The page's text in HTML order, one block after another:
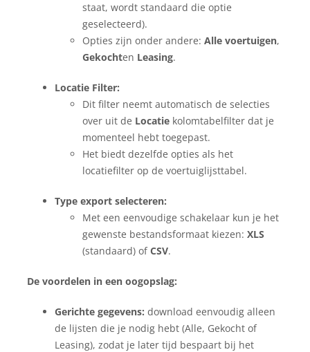
staat, wordt standaard die optie
geselecteerd).
Opties zijn onder andere: Alle voertuigen,
Gekochten Leasing.
Locatie Filter:
Dit filter neemt automatisch de selecties
over uit de Locatiekolomtabelfilter dat je
momenteel hebt toegepast.
Het biedt dezelfde opties als het
locatiefilter op de voertuiglijsttabel.
Type export selecteren:
Met een eenvoudige schakelaar kun je het
gewenste bestandsformaat kiezen: XLS
(standaard) ofCSV.
De voordelen in een oogopslag:
Gerichte gegevens: download eenvoudig alleen
de lijsten die je nodig hebt (Alle, Gekocht of
Leasing), zodat je later tijd bespaart bij het